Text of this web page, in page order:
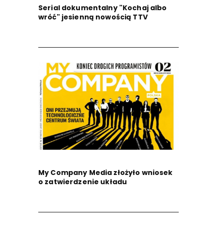
Serial dokumentalny "Kochaj albo
wróć" jesienną nowością TTV
My Company Media złożyło wniosek
o zatwierdzenie układu